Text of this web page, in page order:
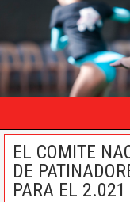
EL COMITE
DE
PARA EL 2.021